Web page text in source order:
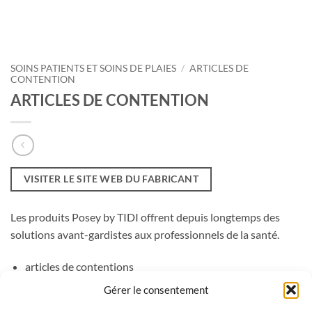
Gérer le consentement
SOINS PATIENTS ET SOINS DE PLAIES / ARTICLES DE
CONTENTION
ARTICLES DE CONTENTION
VISITER LE SITE WEB DU FABRICANT
Les produits Posey by TIDI offrent depuis longtemps des
solutions avant-gardistes aux professionnels de la santé.
articles de contentions